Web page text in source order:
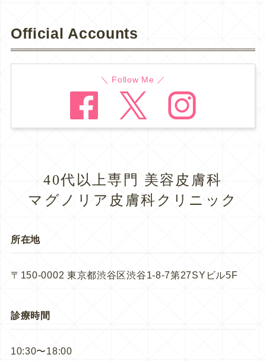
Official Accounts
＼ Follow Me ／
40代以上専門 美容皮膚科
マグノリア皮膚科クリニック
所在地
〒150-0002 東京都渋谷区渋谷1-8-7第27SYビル5F
診療時間
10:30〜18:00